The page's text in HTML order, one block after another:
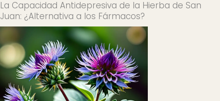
La Capacidad Antidepresiva de la Hierba de San
Juan: ¿Alternativa a los Fármacos?